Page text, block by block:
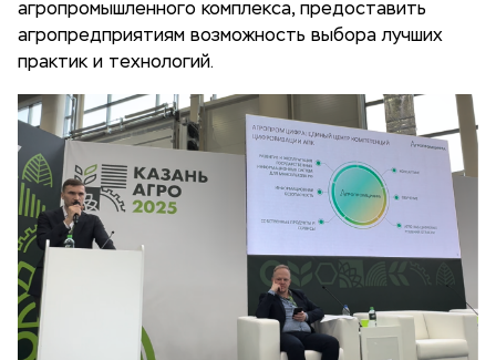
агропромышленного комплекса, предоставить
агропредприятиям возможность выбора лучших
практик и технологий.